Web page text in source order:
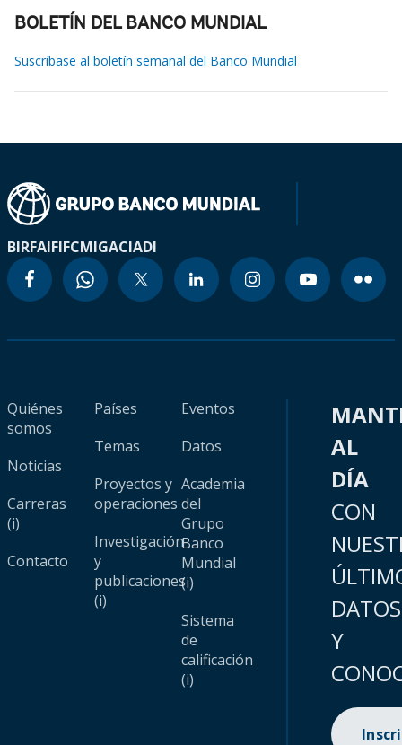
BOLETÍN DEL BANCO MUNDIAL
Suscríbase al boletín semanal del Banco Mundial
BIRFAIFIFCMIGACIADI
Quiénes
somos
Noticias
Carreras
(i)
Contacto
Países
Temas
Proyectos y
operaciones
Investigación
y
publicaciones
(i)
Eventos
Datos
Academia
del
Grupo
Banco
Mundial
(i)
Sistema
de
calificación
(i)
AL
DÍA
CON
DATOS
Y